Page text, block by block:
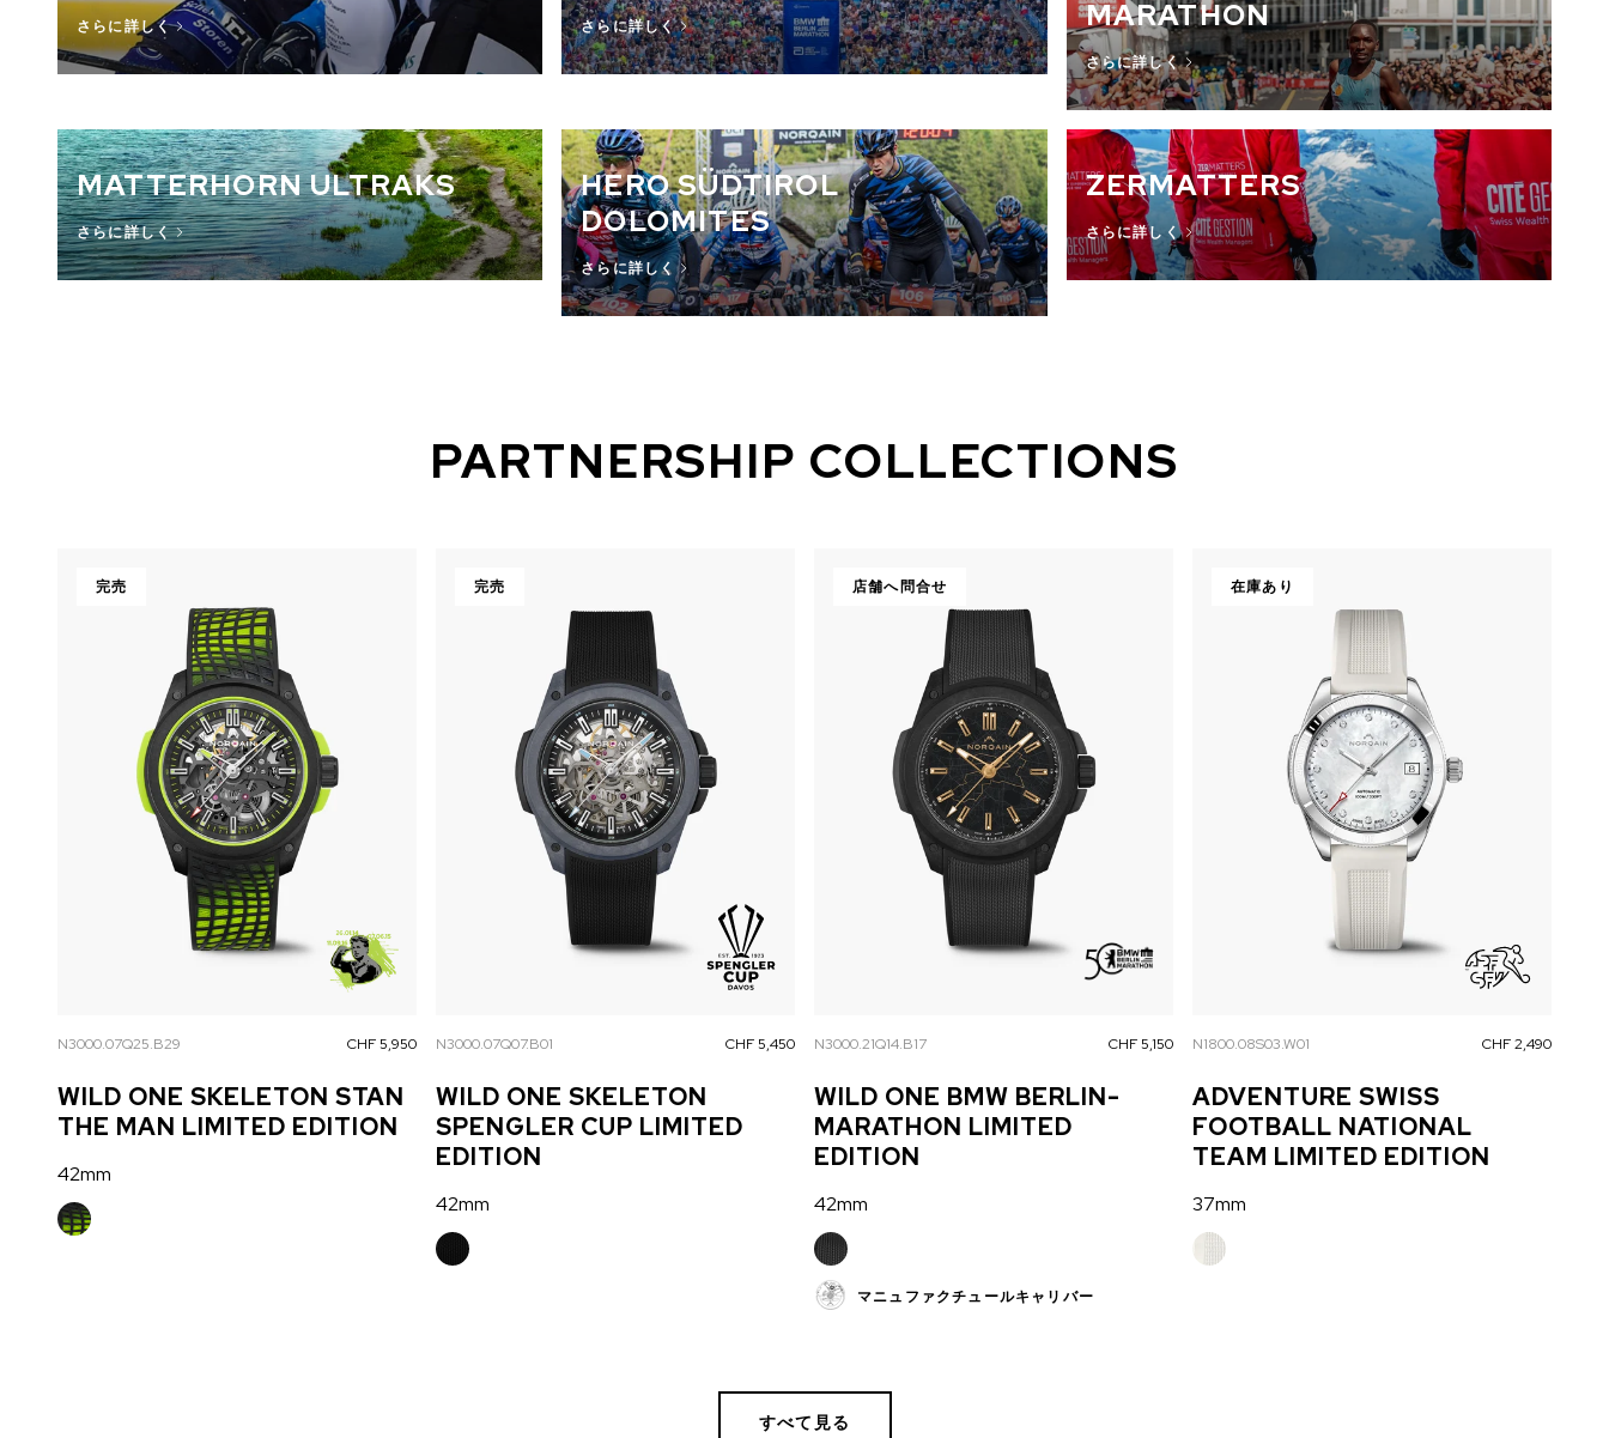
さらに詳しく さらに詳しく
MARATHON
さらに詳しく
MATTERHORN ULTRAKS
さらに詳しく
HERO SÜDTIROL
DOLOMITES
さらに詳しく
ZERMATTERS
さらに詳しく
PARTNERSHIP COLLECTIONS
完売
N3000.07Q25.B29 CHF 5,950
WILD ONE SKELETON STAN
THE MAN LIMITED EDITION
42mm
完売
N3000.07Q07.B01 CHF 5,450
WILD ONE SKELETON
SPENGLER CUP LIMITED
EDITION
42mm
店舗へ問合せ
N3000.21Q14.B17 CHF 5,150
WILD ONE BMW BERLIN-
MARATHON LIMITED
EDITION
42mm
マニュファクチュールキャリバー
在庫あり
N1800.08S03.W01 CHF 2,490
ADVENTURE SWISS
FOOTBALL NATIONAL
TEAM LIMITED EDITION
37mm
すべて見る